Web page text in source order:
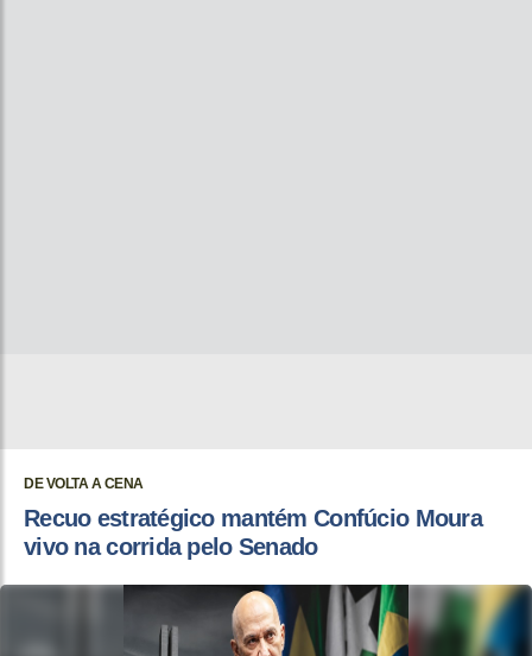
DE VOLTA A CENA
Recuo estratégico mantém Confúcio Moura
vivo na corrida pelo Senado